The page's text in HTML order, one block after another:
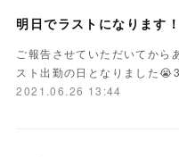
明日でラストになります！
ご報告させていただいてから
スト出勤の日となりました
2021.06.26 13:44